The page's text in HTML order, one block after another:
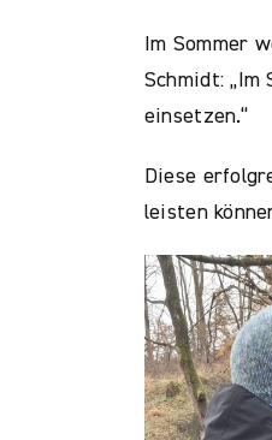
Im Sommer
Schmidt:
einsetzen.“
Diese
leisten